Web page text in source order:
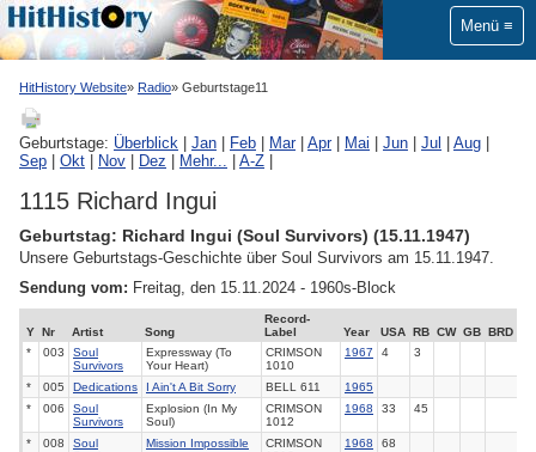
Menü
HitHistory Website Radio Geburtstage11
Geburtstage: Überblick Jan Feb Mar| Apr| Mai Jun Jul Aug
Sep
Okt Nov Dez Mehr... A-Z
1115 Richard Ingui
Geburtstag: Richard Ingui (Soul Survivors) (15.11.1947)
Unsere Geburtstags-Geschichte über Soul Survivors am 15.11.1947.
Sendung vom: Freitag, den 15.11.2024 - 1960s-Block
Y Nr Artist Song
Record-
Label
Year USA RB CW GB
BRD
*
003
Soul
Survivors
Expressway (To
Your Heart)
CRIMSON
1010
1967 4 3
* 005 Dedications I Ain't A Bit Sorry BELL 611
1965
*
006
Soul
Survivors
Explosion (In My
Soul)
CRIMSON
1012
1968 33 45
* 008
Soul
Mission Impossible
CRIMSON
1968 68